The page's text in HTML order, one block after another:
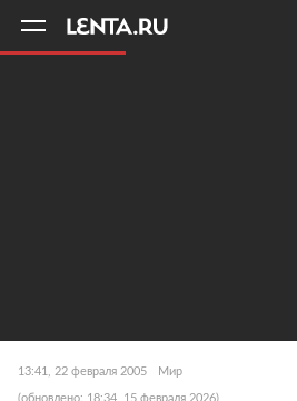
13:41, 22 февраля 2005 Мир
(обновлено: 18:34, 15 февраля 2026)